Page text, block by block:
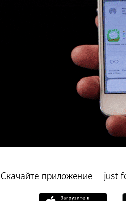
Скачайте приложение — just